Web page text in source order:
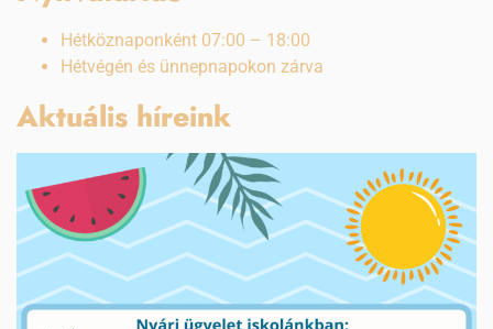
Hétköznaponként 07:00 – 18:00
Hétvégén és ünnepnapokon zárva
Aktuális híreink